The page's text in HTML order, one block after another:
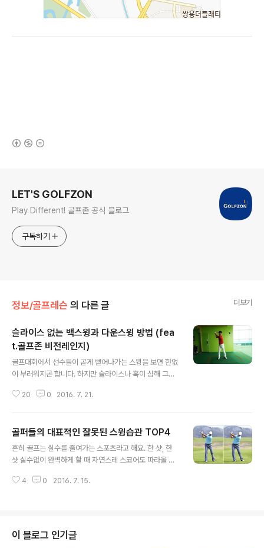
LET'S GOLFZON
Play Different! 골프존 공식 블로그
구독하기
정보/골프레슨 의 다른 글 더보기
슬라이스 없는 백스윙과 다운스윙 방법 (fea
t.골프존 비전레인지)
골프대회에서 선수들이 곧게 뻗어나가는 스윙을 보면 한없
이 부러워지곤 합니다. 하지만 슬라이스나 훅이 심해 그런
이 있는데도 충분히 도전해보지 않고 스트레이트 구질을
구질이 스트레이트로 쭉~ 펴지면서 비거리 향상의 효과까
지 얻을 수 있을 거에요. :) 특별히 이번에는 슬라이스를 완
벽히 탈출할 수 있는 비법을 전수받기 위해 일산에 위치한
지만 골프존 비전레인지가 함께 설치되어 있어 골프존 비
20 0 2016. 7. 21.
골퍼들의 대표적인 잘못된 스윙습관 TOP4
흔히 골프는 실수를 줄여가는 스포츠라고 해요. 한 샷, 한
샷 실수없이 완벽하게 할 때 자연스레 스코어도 따라올 수
간과 연습을 필요로한 일이죠. 하지만 누구나 그런 과정을
못된 스윙습관 TOP4 1. 스웨이 대표적인 잘못된 스윙습관
첫 번째는 바로 스웨이입니다. 스윙을 하다보면 일어나는
4 0 2016. 7. 15.
이 블로그 인기글